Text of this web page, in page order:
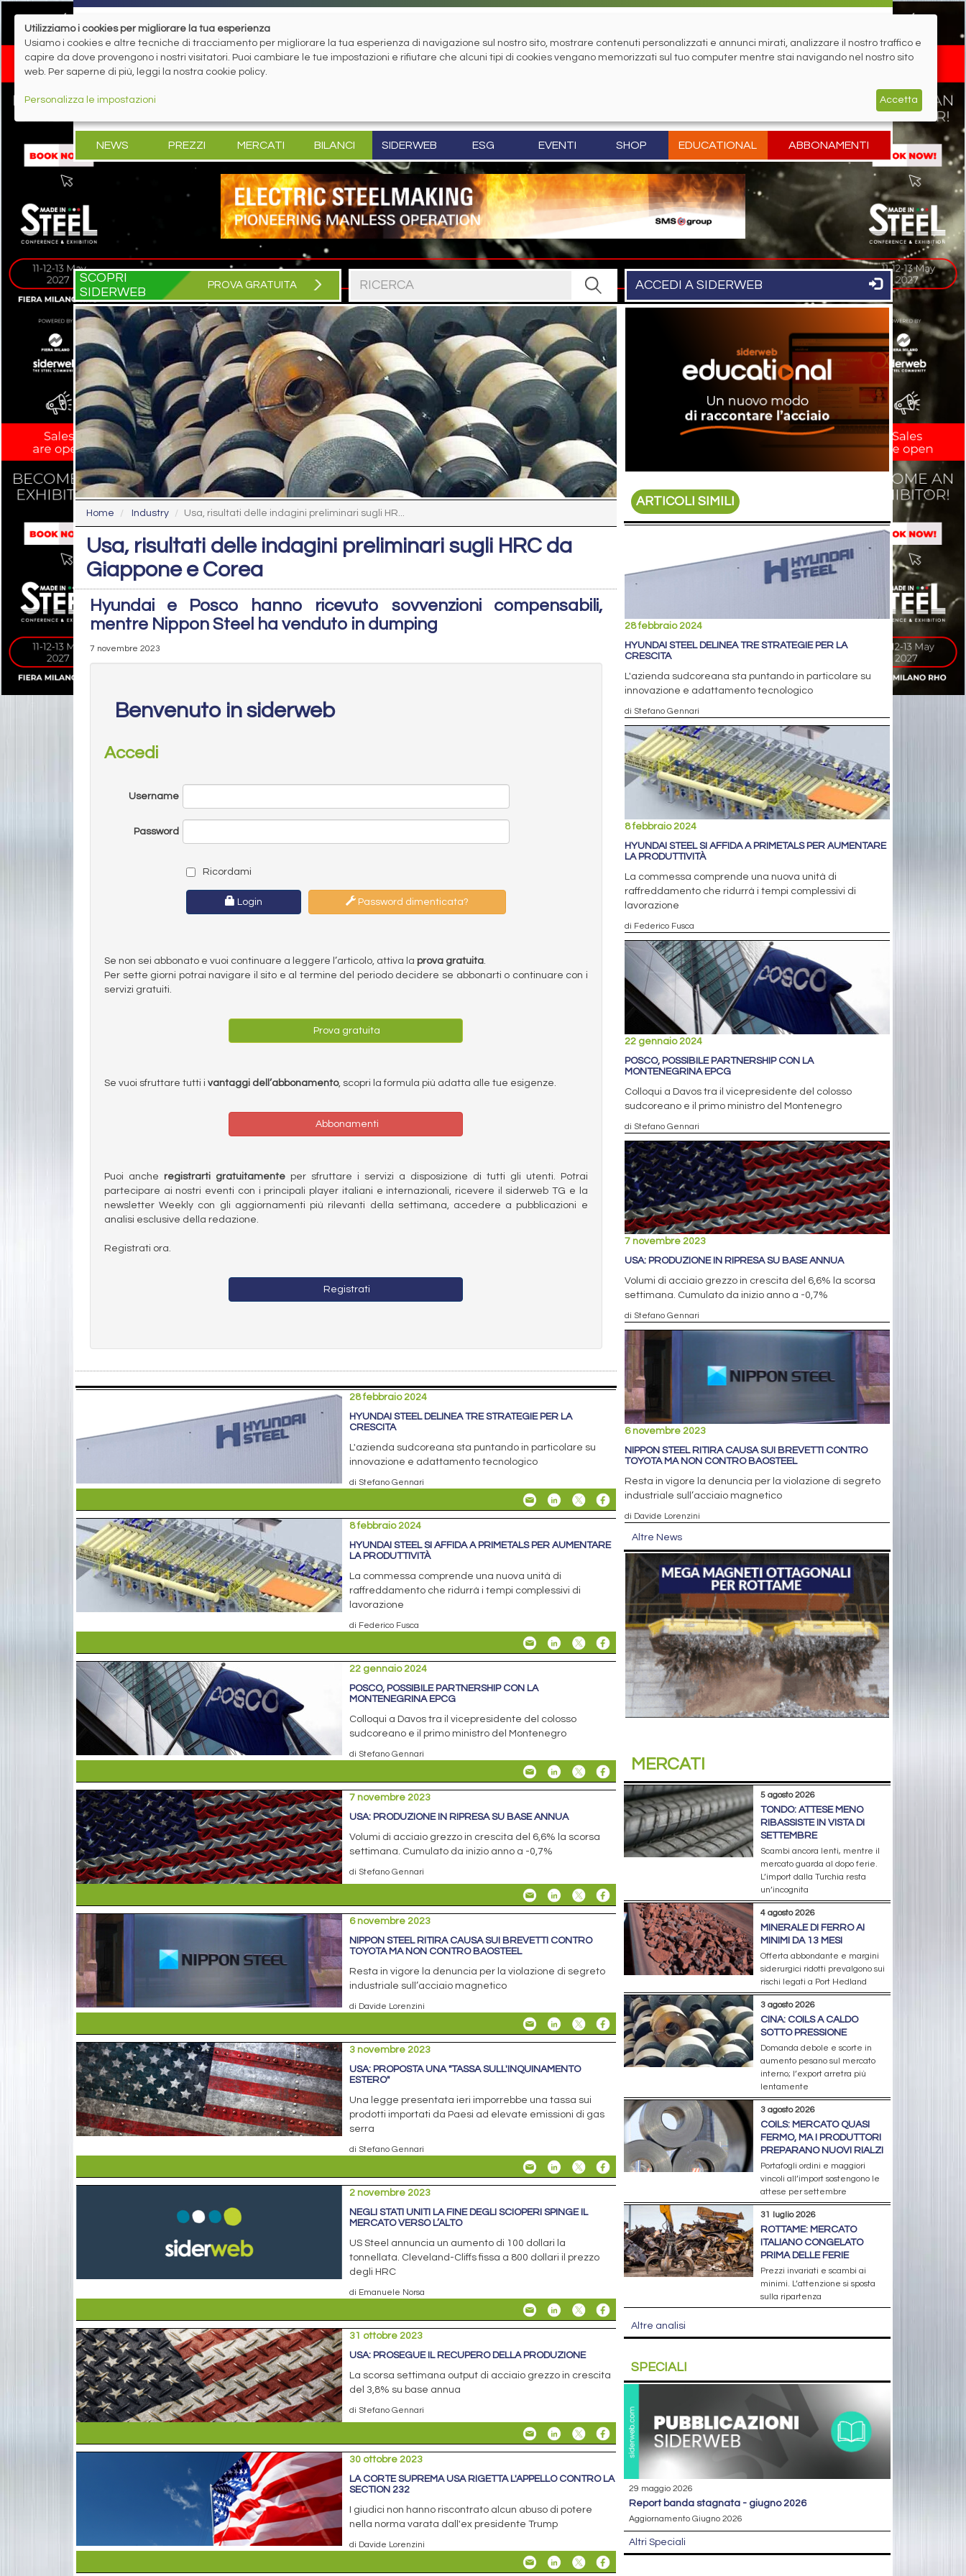
NEWS PREZZI MERCATI BILANCI SIDERWEB ESG EVENTI SHOP EDUCATIONAL ABBONAMENTI
SCOPRI
SIDERWEB
PROVA GRATUITA ACCEDI A SIDERWEB
Home Industry Usa, risultati delle indagini preliminari sugli HR...
Usa, risultati delle indagini preliminari sugli HRC da
Giappone e Corea
Hyundai e Posco hanno ricevuto sovvenzioni compensabili,
mentre Nippon Steel ha venduto in dumping
7 novembre 2023
Benvenuto in siderweb
Accedi
Username
Password
Ricordami
Login Password dimenticata?
Se non sei abbonato e vuoi continuare a leggere l’articolo, attiva la prova gratuita.
Per sette giorni potrai navigare il sito e al termine del periodo decidere se abbonarti o continuare con i
servizi gratuiti.
Prova gratuita
Se vuoi sfruttare tutti i vantaggi dell’abbonamento, scopri la formula più adatta alle tue esigenze.
Abbonamenti
Puoi anche registrarti gratuitamenteper sfruttare i servizi a disposizione di tutti gli utenti. Potrai
partecipare ai nostri eventi con i principali player italiani e internazionali, ricevere il siderweb TG e la
newsletter Weekly con gli aggiornamenti più rilevanti della settimana, accedere a pubblicazioni e
analisi esclusive della redazione.
Registrati ora.
Registrati
28 febbraio 2024
HYUNDAI STEEL DELINEA TRE STRATEGIE PER LA
CRESCITA
L'azienda sudcoreana sta puntando in particolare su
innovazione e adattamento tecnologico
di Stefano Gennari
8 febbraio 2024
HYUNDAI STEEL SI AFFIDA A PRIMETALS PER AUMENTARE
LA PRODUTTIVITÀ
La commessa comprende una nuova unità di
raffreddamento che ridurrà i tempi complessivi di
lavorazione
di Federico Fusca
22 gennaio 2024
POSCO, POSSIBILE PARTNERSHIP CON LA
MONTENEGRINA EPCG
Colloqui a Davos tra il vicepresidente del colosso
sudcoreano e il primo ministro del Montenegro
di Stefano Gennari
7 novembre 2023
USA: PRODUZIONE IN RIPRESA SU BASE ANNUA
Volumi di acciaio grezzo in crescita del 6,6% la scorsa
settimana. Cumulato da inizio anno a -0,7%
di Stefano Gennari
6 novembre 2023
NIPPON STEEL RITIRA CAUSA SUI BREVETTI CONTRO
TOYOTA MA NON CONTRO BAOSTEEL
Resta in vigore la denuncia per la violazione di segreto
industriale sull’acciaio magnetico
di Davide Lorenzini
3 novembre 2023
USA: PROPOSTA UNA "TASSA SULL'INQUINAMENTO
ESTERO"
Una legge presentata ieri imporrebbe una tassa sui
prodotti importati da Paesi ad elevate emissioni di gas
serra
di Stefano Gennari
2 novembre 2023
NEGLI STATI UNITI LA FINE DEGLI SCIOPERI SPINGE IL
MERCATO VERSO L’ALTO
US Steel annuncia un aumento di 100 dollari la
tonnellata. Cleveland-Cliffs fissa a 800 dollari il prezzo
degli HRC
di Emanuele Norsa
31 ottobre 2023
USA: PROSEGUE IL RECUPERO DELLA PRODUZIONE
La scorsa settimana output di acciaio grezzo in crescita
del 3,8% su base annua
di Stefano Gennari
30 ottobre 2023
LA CORTE SUPREMA USA RIGETTA L'APPELLO CONTRO LA
SECTION 232
I giudici non hanno riscontrato alcun abuso di potere
nella norma varata dall'ex presidente Trump
di Davide Lorenzini
ARTICOLI SIMILI
28 febbraio 2024
HYUNDAI STEEL DELINEA TRE STRATEGIE PER LA
CRESCITA
L'azienda sudcoreana sta puntando in particolare su
innovazione e adattamento tecnologico
di Stefano Gennari
8 febbraio 2024
HYUNDAI STEEL SI AFFIDA A PRIMETALS PER AUMENTARE
LA PRODUTTIVITÀ
La commessa comprende una nuova unità di
raffreddamento che ridurrà i tempi complessivi di
lavorazione
di Federico Fusca
22 gennaio 2024
POSCO, POSSIBILE PARTNERSHIP CON LA
MONTENEGRINA EPCG
Colloqui a Davos tra il vicepresidente del colosso
sudcoreano e il primo ministro del Montenegro
di Stefano Gennari
7 novembre 2023
USA: PRODUZIONE IN RIPRESA SU BASE ANNUA
Volumi di acciaio grezzo in crescita del 6,6% la scorsa
settimana. Cumulato da inizio anno a -0,7%
di Stefano Gennari
6 novembre 2023
NIPPON STEEL RITIRA CAUSA SUI BREVETTI CONTRO
TOYOTA MA NON CONTRO BAOSTEEL
Resta in vigore la denuncia per la violazione di segreto
industriale sull’acciaio magnetico
di Davide Lorenzini
Altre News
MERCATI
5 agosto 2026
TONDO: ATTESE MENO
RIBASSISTE IN VISTA DI
SETTEMBRE
Scambi ancora lenti, mentre il
mercato guarda al dopo ferie.
L’import dalla Turchia resta
un’incognita
4 agosto 2026
MINERALE DI FERRO AI
MINIMI DA 13 MESI
Offerta abbondante e margini
siderurgici ridotti prevalgono sui
rischi legati a Port Hedland
3 agosto 2026
CINA: COILS A CALDO
SOTTO PRESSIONE
Domanda debole e scorte in
aumento pesano sul mercato
interno; l’export arretra più
lentamente
3 agosto 2026
COILS: MERCATO QUASI
FERMO, MA I PRODUTTORI
PREPARANO NUOVI RIALZI
Portafogli ordini e maggiori
vincoli all’import sostengono le
attese per settembre
31 luglio 2026
ROTTAME: MERCATO
ITALIANO CONGELATO
PRIMA DELLE FERIE
Prezzi invariati e scambi ai
minimi. L’attenzione si sposta
sulla ripartenza
Altre analisi
SPECIALI
29 maggio 2026
report banda stagnata - giugno 2026
Aggiornamento Giugno 2026
Altri Speciali
Utilizziamo i cookies per migliorare la tua esperienza
Usiamo i cookies e altre tecniche di tracciamento per migliorare la tua esperienza di navigazione sul nostro sito, mostrare contenuti personalizzati e annunci mirati, analizzare il nostro traffico e
capire da dove provengono i nostri visitatori. Puoi cambiare le tue impostazioni e rifiutare che alcuni tipi di cookies vengano memorizzati sul tuo computer mentre stai navigando nel nostro sito
web. Per saperne di più, leggi la nostra cookie policy.
Personalizza le impostazioni Accetta